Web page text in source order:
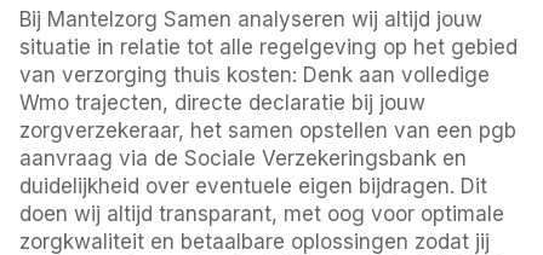
Bij Mantelzorg Samen analyseren wij altijd jouw
situatie in relatie tot alle regelgeving op het gebied
van verzorging thuis kosten: Denk aan volledige
Wmo trajecten, directe declaratie bij jouw
zorgverzekeraar, het samen opstellen van een pgb
aanvraag via de Sociale Verzekeringsbank en
duidelijkheid over eventuele eigen bijdragen. Dit
doen wij altijd transparant, met oog voor optimale
zorgkwaliteit en betaalbare oplossingen zodat jij